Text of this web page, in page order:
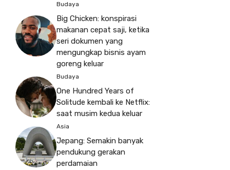
Budaya
Big Chicken: konspirasi
makanan cepat saji, ketika
seri dokumen yang
mengungkap bisnis ayam
goreng keluar
Budaya
One Hundred Years of
Solitude kembali ke Netflix:
saat musim kedua keluar
Asia
Jepang: Semakin banyak
pendukung gerakan
perdamaian